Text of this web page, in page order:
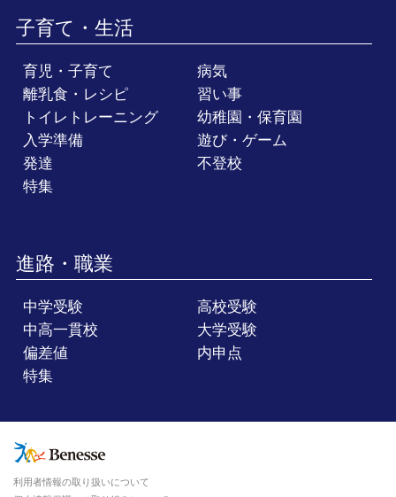
子育て・生活
育児・子育て
病気
離乳食・レシピ
習い事
トイレトレーニング
幼稚園・保育園
入学準備
遊び・ゲーム
発達
不登校
特集
進路・職業
中学受験
高校受験
中高一貫校
大学受験
偏差値
内申点
特集
利用者情報の取り扱いについて